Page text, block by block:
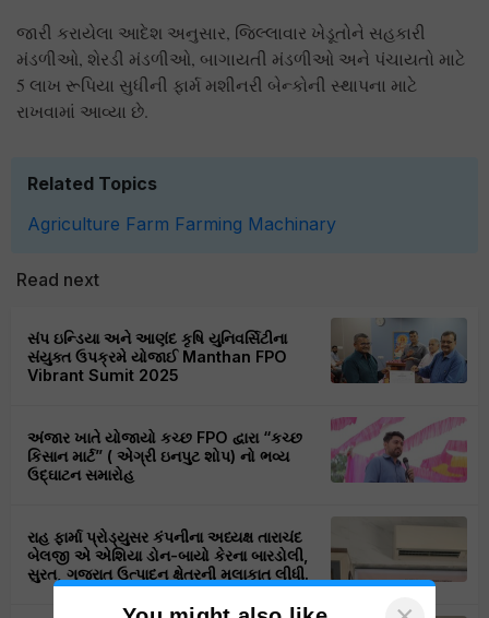
જારી કરાયેલા આદેશ અનુસાર, જિલ્લાવાર ખેડૂતોને સહકારી
મંડળીઓ, શેરડી મંડળીઓ, બાગાયતી મંડળીઓ અને પંચાયતો માટે
5 લાખ રૂપિયા સુધીની ફાર્મ મશીનરી બેન્કોની સ્થાપના માટે
રાખવામાં આવ્યા છે.
Related Topics
Agriculture Farm Farming Machinary
Read next
સંપ ઇન્ડિયા અને આણંદ કૃષિ યુનિવર્સિટીના
સંયુક્ત ઉપક્રમે યોજાઈ Manthan FPO
Vibrant Sumit 2025
અંજાર ખાતે યોજાયો કચ્છ FPO દ્વારા “કચ્છ
કિસાન માર્ટ” ( એગ્રી ઇનપુટ શોપ) નો ભવ્ય
ઉદ્ઘાટન સમારોહ
રાહ ફાર્મા પ્રોડ્યુસર કંપનીના અધ્યક્ષ તારાચંદ
બેલજી એ એશિયા ડોન-બાયો કેરના બારડોલી,
સુરત, ગુજરાત ઉત્પાદન ક્ષેત્રની મુલાકાત લીધી.